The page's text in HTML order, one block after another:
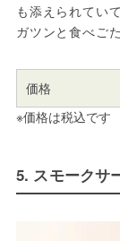
も添えられてい
ガツンと食べご
価格
※価格は税込です
5. スモークサ